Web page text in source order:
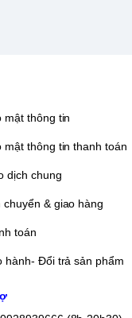
mật thông tin
mật thông tin thanh toán
dịch chung
& giao hàng
toán
hành- Đổi trả sản phẩm